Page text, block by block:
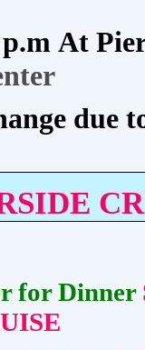
At
due
for Dinner